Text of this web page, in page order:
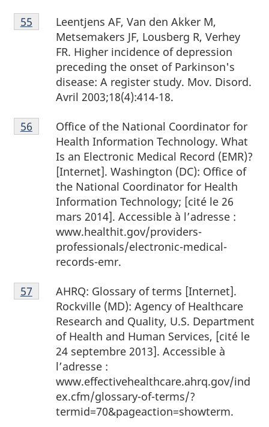
Notes
de
Leentjens AF, Van den Akker M,
Metsemakers JF, Lousberg R, Verhey
FR. Higher incidence of depression
preceding the onset of Parkinson's
disease: A register study. Mov. Disord.
Avril 2003;18(4):414-18.
Retour à la référence de la note de bas de page
55
Notes
de
Office of the National Coordinator for
Health Information Technology. What
Is an Electronic Medical Record (EMR)?
[Internet]. Washington (DC): Office of
the National Coordinator for Health
Information Technology; [cité le 26
mars 2014]. Accessible à l’adresse :
www.healthit.gov/providers-
professionals/electronic-medical-
records-emr.
Retour à la référence de la note de bas de page
56
Notes
de
AHRQ: Glossary of terms [Internet].
Rockville (MD): Agency of Healthcare
Research and Quality, U.S. Department
of Health and Human Services, [cité le
24 septembre 2013]. Accessible à
l’adresse :
www.effectivehealthcare.ahrq.gov/ind
ex.cfm/glossary-of-terms/?
termid=70&pageaction=showterm.
Retour à la référence de la note de bas de page
57